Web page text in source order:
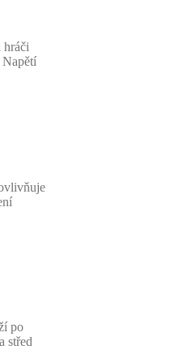
hráči
po
střed